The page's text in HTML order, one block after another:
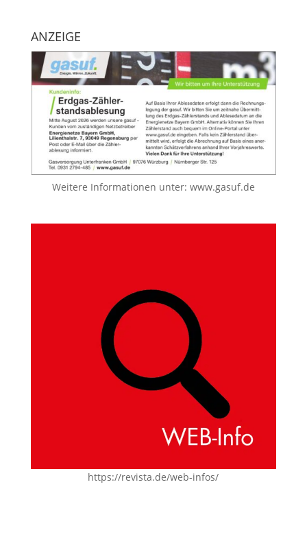
ANZEIGE
Weitere Informationen unter: www.gasuf.de
https://revista.de/web-infos/